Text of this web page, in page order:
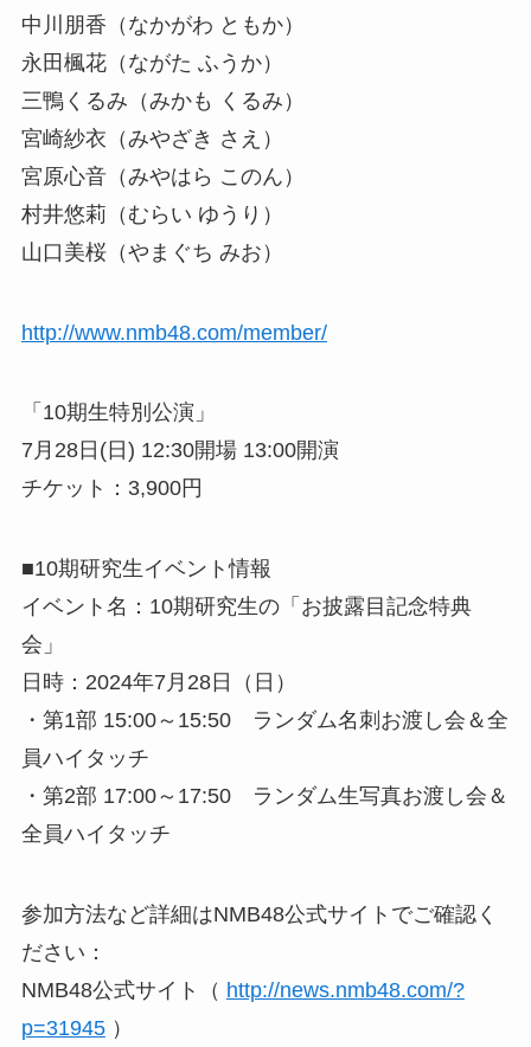
中川朋香（なかがわ ともか）
永田楓花（ながた ふうか）
三鴨くるみ（みかも くるみ）
宮崎紗衣（みやざき さえ）
宮原心音（みやはら このん）
村井悠莉（むらい ゆうり）
山口美桜（やまぐち みお）
http://www.nmb48.com/member/
「10期生特別公演」
7月28日(日) 12:30開場 13:00開演
チケット：3,900円
■10期研究生イベント情報
イベント名：10期研究生の「お披露目記念特典
会」
日時：2024年7月28日（日）
・第1部 15:00～15:50 ランダム名刺お渡し会＆全
員ハイタッチ
・第2部 17:00～17:50 ランダム生写真お渡し会＆
全員ハイタッチ
参加方法など詳細はNMB48公式サイトでご確認く
ださい：
NMB48公式サイト（ http://news.nmb48.com/?
p=31945）